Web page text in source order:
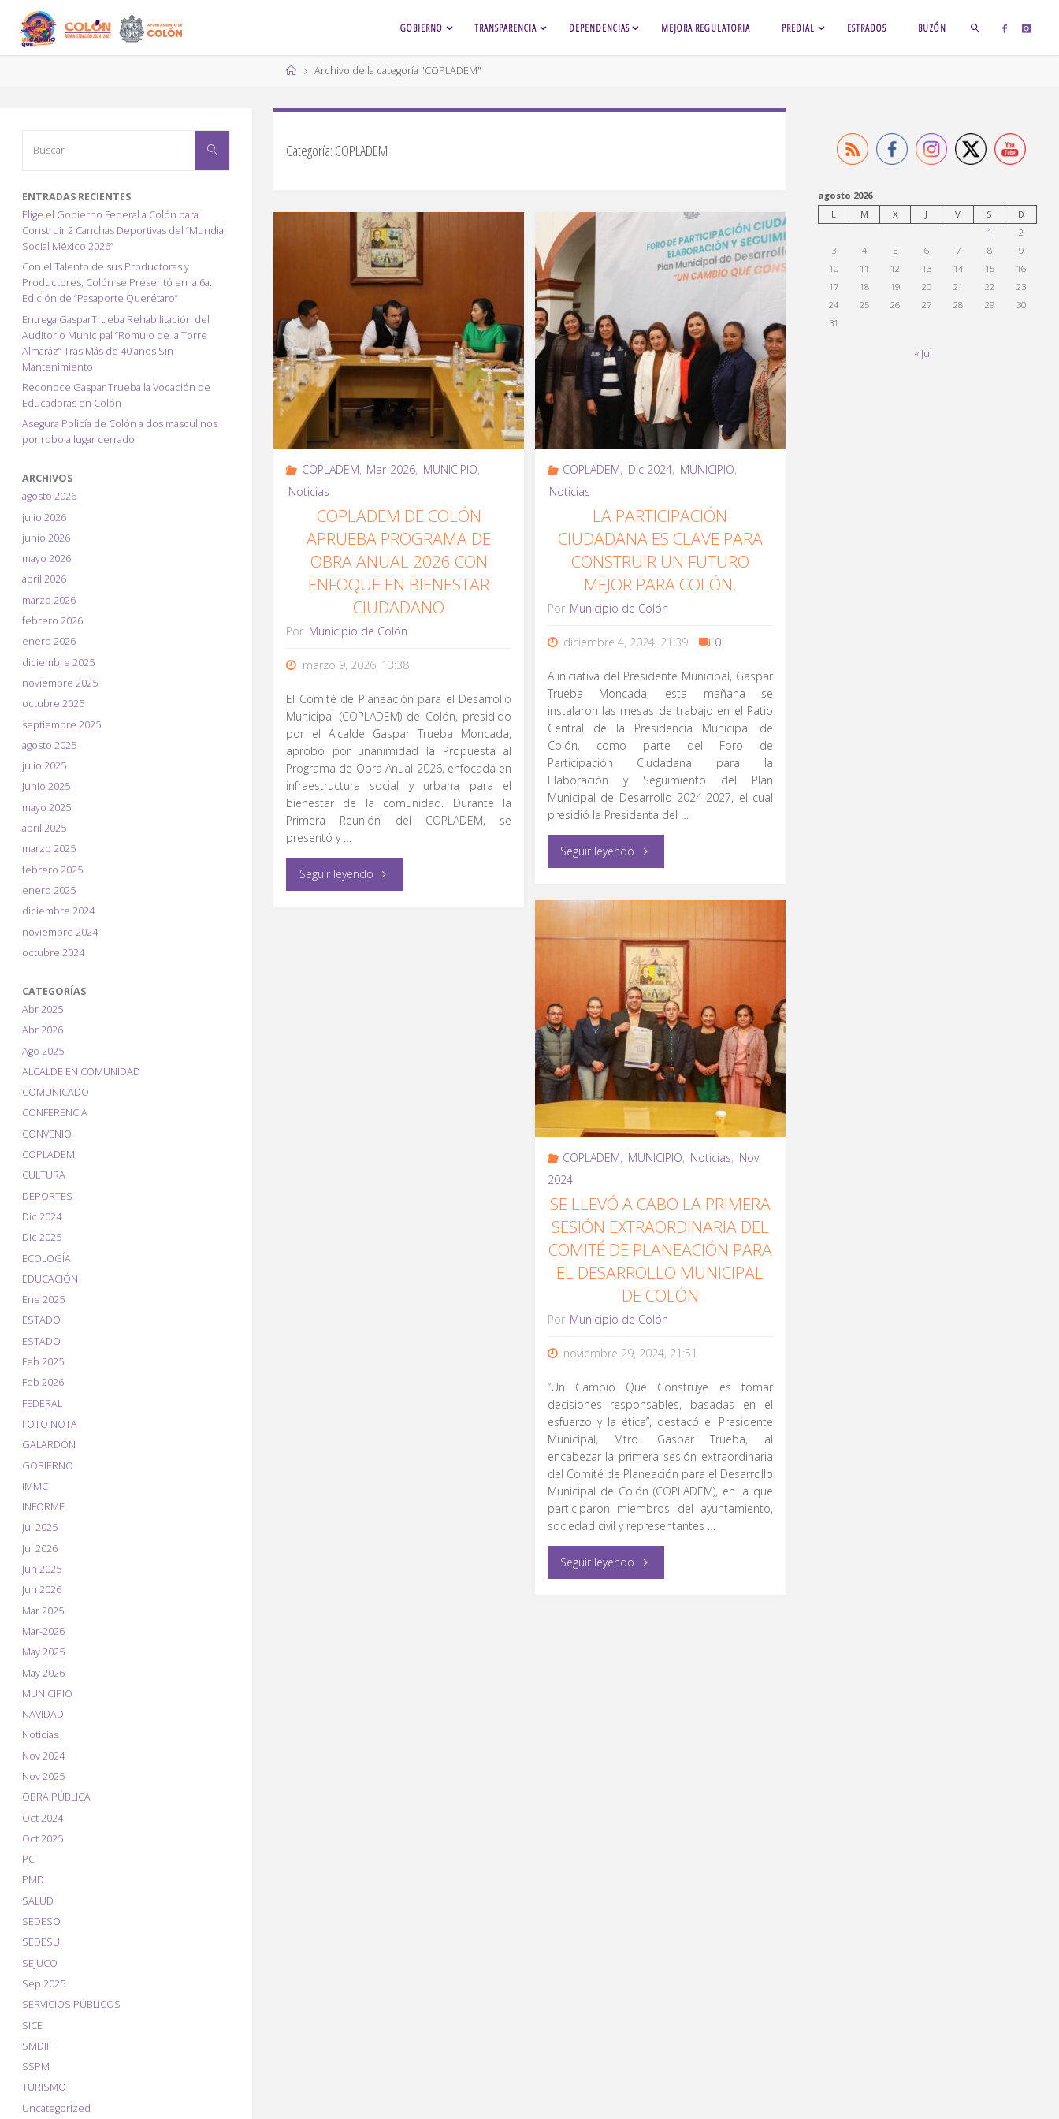
contenido
GOBIERNO TRANSPARENCIA DEPENDENCIAS MEJORA REGULATORIA PREDIAL ESTRADOS BUZÓN
PáginaArchivo de la categoría "COPLADEM"
Categoría: COPLADEM
COPLADEM, Mar-2026, MUNICIPIO,
Noticias
COPLADEM DE COLÓN
APRUEBA PROGRAMA DE
OBRA ANUAL 2026 CON
ENFOQUE EN BIENESTAR
CIUDADANO
Por Municipio de Colón
marzo 9, 2026, 13:38
El Comité de Planeación para el Desarrollo
Municipal (COPLADEM) de Colón, presidido
por el Alcalde Gaspar Trueba Moncada,
aprobó por unanimidad la Propuesta al
Programa de Obra Anual 2026, enfocada en
infraestructura social y urbana para el
bienestar de la comunidad. Durante la
Primera Reunión del COPLADEM, se
presentó y …
Seguir leyendo"COPLADEM
COPLADEM, Dic 2024, MUNICIPIO,
Noticias
LA PARTICIPACIÓN
CIUDADANA ES CLAVE PARA
CONSTRUIR UN FUTURO
MEJOR PARA COLÓN.
Por Municipio de Colón
diciembre 4, 2024, 21:39 0
A iniciativa del Presidente Municipal, Gaspar
Trueba Moncada, esta mañana se
instalaron las mesas de trabajo en el Patio
Central de la Presidencia Municipal de
Colón, como parte del Foro de
Participación Ciudadana para la
Elaboración y Seguimiento del Plan
Municipal de Desarrollo 2024-2027, el cual
presidió la Presidenta del …
Seguir leyendo "La
es
clave
para
construir
un
futuro
Colón."
COPLADEM, MUNICIPIO, Noticias, Nov
2024
SE LLEVÓ A CABO LA PRIMERA
SESIÓN EXTRAORDINARIA DEL
COMITÉ DE PLANEACIÓN PARA
EL DESARROLLO MUNICIPAL
DE COLÓN
Por Municipio de Colón
noviembre 29, 2024, 21:51
“Un Cambio Que Construye es tomar
decisiones responsables, basadas en el
esfuerzo y la ética”, destacó el Presidente
Municipal, Mtro. Gaspar Trueba, al
encabezar la primera sesión extraordinaria
del Comité de Planeación para el Desarrollo
Municipal de Colón (COPLADEM), en la que
participaron miembros del ayuntamiento,
sociedad civil y representantes …
Seguir leyendo "Se
Buscar
ENTRADAS RECIENTES
Elige el Gobierno Federal a Colón para
Construir 2 Canchas Deportivas del “Mundial
Social México 2026”
Con el Talento de sus Productoras y
Productores, Colón se Presentó en la 6a.
Edición de “Pasaporte Querétaro”
Entrega GasparTrueba Rehabilitación del
Auditorio Municipal “Rómulo de la Torre
Almaráz” Tras Más de 40 años Sin
Mantenimiento
Reconoce Gaspar Trueba la Vocación de
Educadoras en Colón
Asegura Policía de Colón a dos masculinos
por robo a lugar cerrado
ARCHIVOS
agosto 2026
julio 2026
junio 2026
mayo 2026
abril 2026
marzo 2026
febrero 2026
enero 2026
diciembre 2025
noviembre 2025
octubre 2025
septiembre 2025
agosto 2025
julio 2025
junio 2025
mayo 2025
abril 2025
marzo 2025
febrero 2025
enero 2025
diciembre 2024
noviembre 2024
octubre 2024
CATEGORÍAS
Abr 2025
Abr 2026
Ago 2025
ALCALDE EN COMUNIDAD
COMUNICADO
CONFERENCIA
CONVENIO
COPLADEM
CULTURA
DEPORTES
Dic 2024
Dic 2025
ECOLOGÍA
EDUCACIÓN
Ene 2025
ESTADO
ESTADO
Feb 2025
Feb 2026
FEDERAL
FOTO NOTA
GALARDÓN
GOBIERNO
IMMC
INFORME
Jul 2025
Jul 2026
Jun 2025
Jun 2026
Mar 2025
Mar-2026
May 2025
May 2026
MUNICIPIO
NAVIDAD
Noticias
Nov 2024
Nov 2025
OBRA PÚBLICA
Oct 2024
Oct 2025
PC
PMD
SALUD
SEDESO
SEDESU
SEJUCO
Sep 2025
SERVICIOS PÚBLICOS
SICE
SMDIF
SSPM
TURISMO
Uncategorized
agosto 2026
L
M X J V S
D
1
2
3
4 5 6 7 8
9
10
11 12 13 14 15
16
17
18 19 20 21 22
23
24
25 26 27 28 29
30
31
« Jul